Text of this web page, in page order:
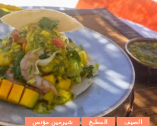
الصيف المطبخ شيرمين مؤنس